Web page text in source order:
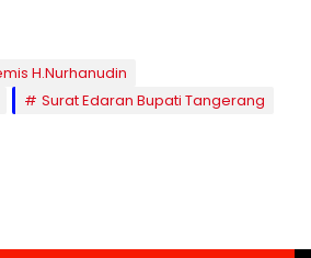
H.Nurhanudin
Surat Edaran Bupati Tangerang